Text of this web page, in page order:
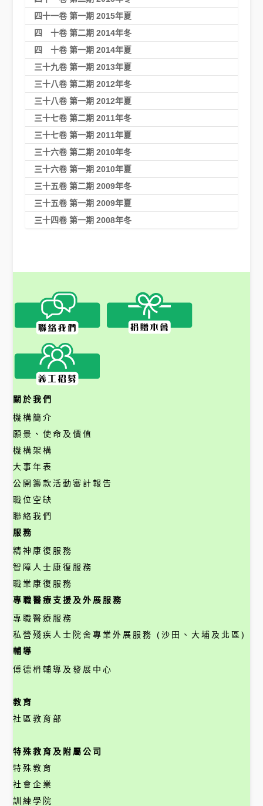
四十一卷 第一期 2015年夏
四 十卷 第二期 2014年冬
四 十卷 第一期 2014年夏
三十九卷 第一期 2013年夏
三十八卷 第二期 2012年冬
三十八卷 第一期 2012年夏
三十七卷 第二期 2011年冬
三十七卷 第一期 2011年夏
三十六卷 第二期 2010年冬
三十六卷 第一期 2010年夏
三十五卷 第二期 2009年冬
三十五卷 第一期 2009年夏
三十四卷 第一期 2008年冬
關於我們
機構簡介
願景、使命及價值
機構架構
大事年表
公開籌款活動審計報告
職位空缺
聯絡我們
服務
精神康復服務
智障人士康復服務
職業康復服務
專職醫療支援及外展服務
專職醫療服務
私營殘疾人士院舍專業外展服務 (沙田、大埔及北區)
輔導
傅德枬輔導及發展中心
教育
社區教育部
特殊教育及附屬公司
特殊教育
社會企業
訓練學院